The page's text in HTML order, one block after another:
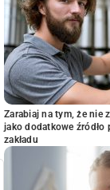
Zarabiaj na tym, że nie
jako dodatkowe
zakładu